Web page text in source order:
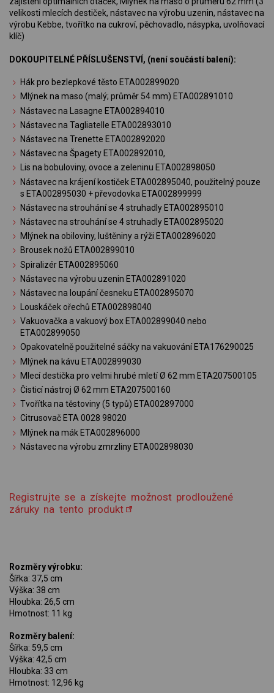
velikosti mlecích destiček, nástavec na výrobu uzenin, nástavec na
výrobu Kebbe, tvořítko na cukroví, pěchovadlo, násypka, uvolňovací
klíč)
DOKOUPITELNÉ PŘÍSLUŠENSTVÍ, (není součástí balení):
Hák pro bezlepkové těsto ETA002899020
Mlýnek na maso (malý; průměr 54 mm) ETA002891010
Nástavec na Lasagne ETA002894010
Nástavec na Tagliatelle ETA002893010
Nástavec na Trenette ETA002892020
Nástavec na Špagety ETA002892010,
Lis na bobuloviny, ovoce a zeleninu ETA002898050
Nástavec na krájení kostiček ETA002895040, použitelný pouze
s ETA002895030 + převodovka ETA002899999
Nástavec na strouhání se 4 struhadly ETA002895010
Nástavec na strouhání se 4 struhadly ETA002895020
Mlýnek na obiloviny, luštěniny a rýži ETA002896020
Brousek nožů ETA002899010
Spiralizér ETA002895060
Nástavec na výrobu uzenin ETA002891020
Nástavec na loupání česneku ETA002895070
Louskáček ořechů ETA002898040
Vakuovačka a vakuový box ETA002899040 nebo
ETA002899050
Opakovatelně použitelné sáčky na vakuování ETA176290025
Mlýnek na kávu ETA002899030
Mlecí destička pro velmi hrubé mletí Ø 62 mm ETA207500105
Čisticí nástroj Ø 62 mm ETA207500160
Tvořítka na těstoviny (5 typů) ETA002897000
Citrusovač ETA 0028 98020
Mlýnek na mák ETA002896000
Nástavec na výrobu zmrzliny ETA002898030
Registrujte se a získejte možnost prodloužené
záruky na tento produkt
Rozměry výrobku:
Šířka: 37,5 cm
Výška: 38 cm
Hloubka: 26,5 cm
Hmotnost: 11 kg
Rozměry balení:
Šířka: 59,5 cm
Výška: 42,5 cm
Hloubka: 33 cm
Hmotnost: 12,96 kg